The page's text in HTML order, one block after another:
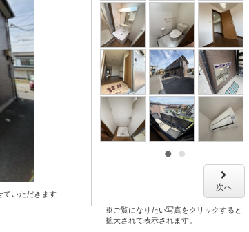
ていただきます
次へ
※ご覧になりたい写真をクリックすると
拡大されて表示されます。